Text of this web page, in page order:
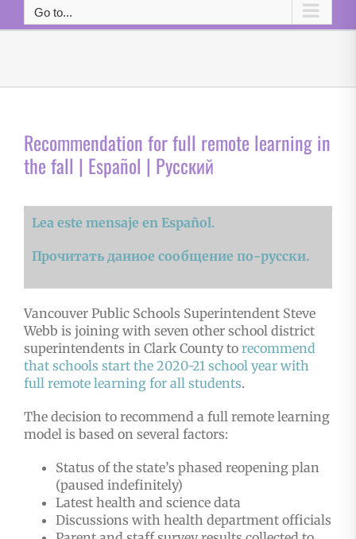
Go to...
Recommendation for full remote learning in
the fall | Español | Русский
Lea este mensaje en Español.
Прочитать данное сообщение по-русски.
Vancouver Public Schools Superintendent Steve
Webb is joining with seven other school district
superintendents in Clark County to recommend
that schools start the 2020-21 school year with
full remote learning for all students.
The decision to recommend a full remote learning
model is based on several factors:
Status of the state’s phased reopening plan
(paused indefinitely)
Latest health and science data
Discussions with health department officials